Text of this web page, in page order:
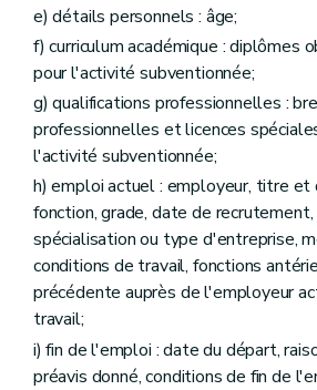
e) détails personnels : âge;
f) curriculum académique : diplômes
pour l'activité subventionnée;
g) qualifications professionnelles :
professionnelles et licences
l'activité subventionnée;
h) emploi actuel : employeur, titre et
fonction, grade, date de
spécialisation ou type d'entreprise,
conditions de travail, fonctions
précédente auprès de l'employeur
travail;
i) fin de l'emploi : date du départ,
préavis donné, conditions de fin de